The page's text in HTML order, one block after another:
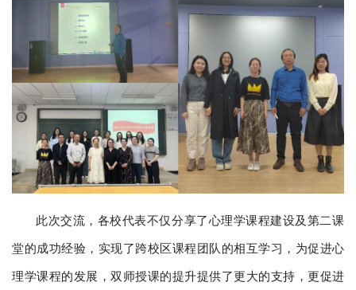
此次交流，各校代表不仅分享了心理学课程建设及第二课
堂的成功经验，实现了跨校区课程团队的相互学习，为促进心
理学课程的发展，双师授课的提升提供了更大的支持，更促进